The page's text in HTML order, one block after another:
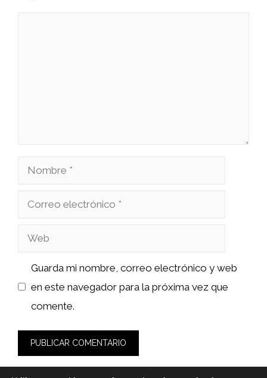
Nombre
Correo
Web
Guarda mi nombre, correo electrónico y web
en este navegador para la próxima vez que
comente.